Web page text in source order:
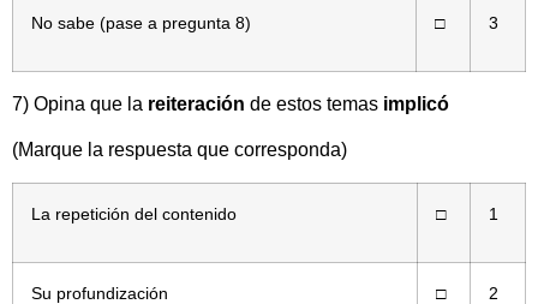
No sabe (pase a pregunta 8) □ 3
7) Opina que la reiteración de estos temas implicó
(Marque la respuesta que corresponda)
La repetición del contenido □ 1
Su profundización □ 2